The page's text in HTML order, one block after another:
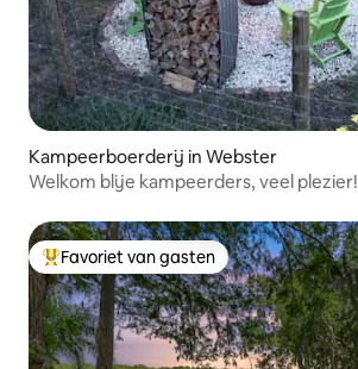
Kampeerboerderij in Webster
Welkom blije kampeerders, veel plezier!
Topfavoriet van gasten
Favoriet van gasten